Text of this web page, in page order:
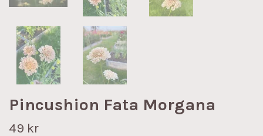
Pincushion Fata Morgana
49 kr